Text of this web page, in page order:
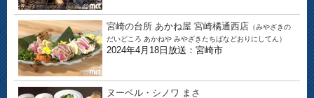
宮崎の台所 あかね屋 宮崎橘通西店 （みやざきの
だいどころ あかねや みやざきたちばなどおりにしてん）
2024年4月18日放送：宮崎市
ヌーベル・シノワ まさ